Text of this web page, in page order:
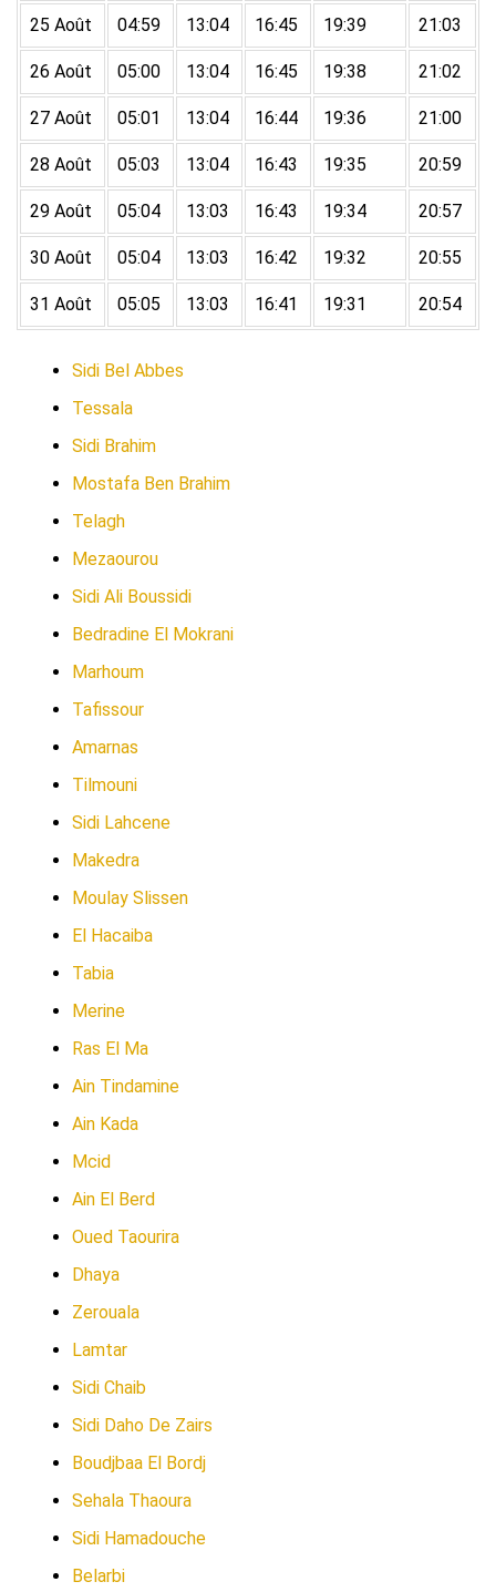
25 Août 04:59 13:04 16:45 19:39 21:03
26 Août 05:00 13:04 16:45 19:38 21:02
27 Août 05:01 13:04 16:44 19:36 21:00
28 Août 05:03 13:04 16:43 19:35 20:59
29 Août 05:04 13:03 16:43 19:34 20:57
30 Août 05:04 13:03 16:42 19:32 20:55
31 Août 05:05 13:03 16:41 19:31 20:54
Sidi Bel Abbes
Tessala
Sidi Brahim
Mostafa Ben Brahim
Telagh
Mezaourou
Sidi Ali Boussidi
Bedradine El Mokrani
Marhoum
Tafissour
Amarnas
Tilmouni
Sidi Lahcene
Makedra
Moulay Slissen
El Hacaiba
Tabia
Merine
Ras El Ma
Ain Tindamine
Ain Kada
Mcid
Ain El Berd
Oued Taourira
Dhaya
Zerouala
Lamtar
Sidi Chaib
Sidi Daho De Zairs
Boudjbaa El Bordj
Sehala Thaoura
Sidi Hamadouche
Belarbi